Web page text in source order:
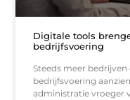
Digitale tools
bedrijfsvoering
Steeds meer
bedrijfsvoering
administratie vroeger